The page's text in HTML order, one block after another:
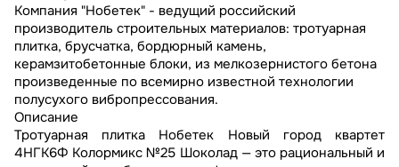
Компания "Нобетек" - ведущий российский
производитель строительных материалов: тротуарная
плитка, брусчатка, бордюрный камень,
керамзитобетонные блоки, из мелкозернистого бетона
произведенные по всемирно известной технологии
полусухого вибропрессования.
Описание
Тротуарная плитка Нобетек Новый город квартет
4НГК6Ф Колормикс №25 Шоколад — это рациональный и